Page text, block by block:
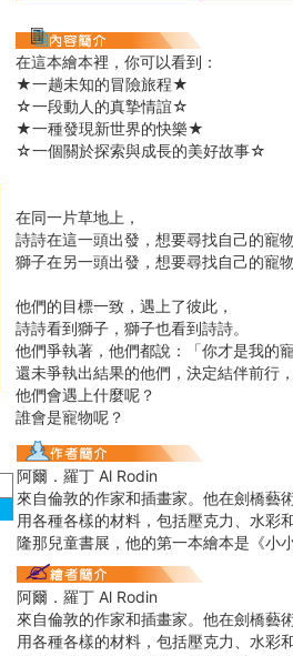
在這本繪本裡，你可以看到：
★一趟未知的冒險旅程★
☆一段動人的真摯情誼☆
★一種發現新世界的快樂★
☆一個關於探索與成長的美好故事☆
在同一片草地上，
詩詩在這一頭出發，想要尋找自己的寵
獅子在另一頭出發，想要尋找自己的寵
他們的目標一致，遇上了彼此，
詩詩看到獅子，獅子也看到詩詩。
他們爭執著，他們都說：「你才是我的
還未爭執出結果的他們，決定結伴前行
他們會遇上什麼呢？
誰會是寵物呢？
阿爾．羅丁 Al Rodin
來自倫敦的作家和插畫家。他在劍橋藝
用各種各樣的材料，包括壓克力、水彩
隆那兒童書展，他的第一本繪本是《小
阿爾．羅丁 Al Rodin
來自倫敦的作家和插畫家。他在劍橋藝
用各種各樣的材料，包括壓克力、水彩